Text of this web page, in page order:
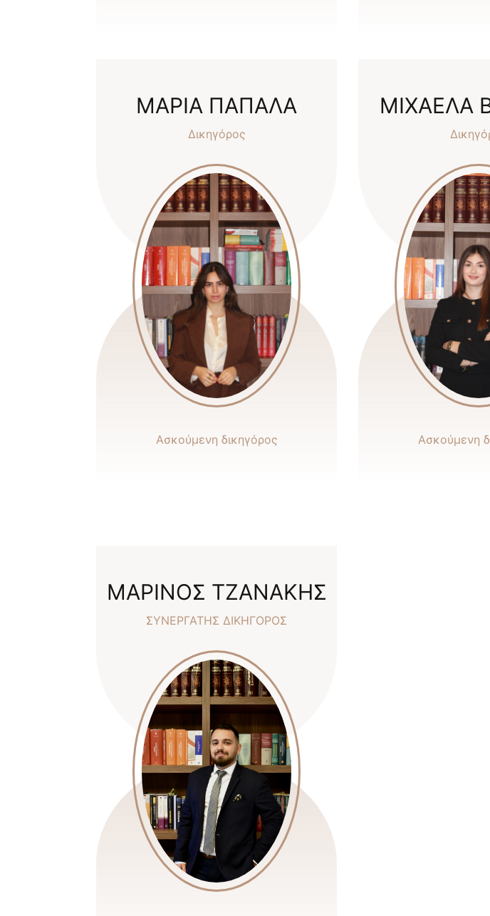
ΜΑΡΙΑ ΠΑΠΑΛΑ
Δικηγόρος
Ασκούμενη δικηγόρος
ΜΙΧΑΕΛΑ
Ασκούμενη
ΜΑΡΙΝΟΣ ΤΖΑΝΑΚΗΣ
ΣΥΝΕΡΓΑΤΗΣ ΔΙΚΗΓΟΡΟΣ